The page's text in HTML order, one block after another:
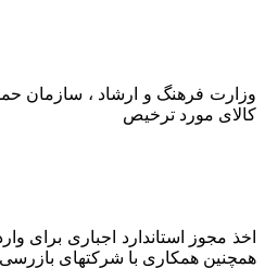
وزارت فرهنگ و ارشاد ، سازمان
کالای مورد ترخیص
اخذ مجوز استاندارد اجباری برای
همچنین همکاری با شرکتهای بازرسی